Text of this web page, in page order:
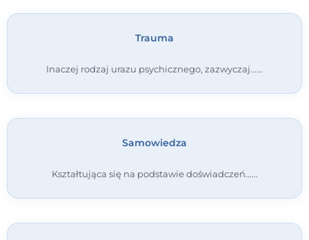
Trauma
Inaczej rodzaj urazu psychicznego, zazwyczaj...
Samowiedza
Kształtująca się na podstawie doświadczeń...